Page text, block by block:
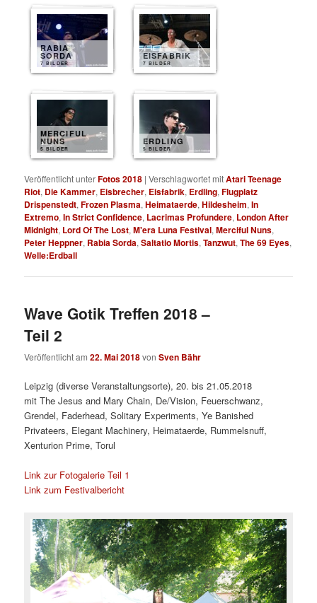
RABIA
SORDA
7 BILDER
EISFABRIK
7 BILDER
MERCIFUL
NUNS
5 BILDER
ERDLING
5 BILDER
Veröffentlicht unterFotos 2018 |Verschlagwortet mitAtari Teenage
Riot, Die Kammer, Eisbrecher, Eisfabrik, Erdling,Flugplatz
Drispenstedt,Frozen Plasma,Heimataerde,Hildesheim,In
Extremo,In Strict Confidence, Lacrimas Profundere, London After
Midnight, Lord Of The Lost,M'era Luna Festival,Merciful Nuns,
Peter Heppner, Rabia Sorda,Saltatio Mortis,Tanzwut,The 69 Eyes,
Welle:Erdball
Wave Gotik Treffen 2018 –
Teil 2
Veröffentlicht am22. Mai 2018vonSven Bähr
Leipzig (diverse Veranstaltungsorte), 20. bis 21.05.2018
mit The Jesus and Mary Chain, De/Vision, Feuerschwanz,
Grendel, Faderhead, Solitary Experiments, Ye Banished
Privateers, Elegant Machinery, Heimataerde, Rummelsnuff,
Xenturion Prime, Torul
Link zur Fotogalerie Teil 1
Link zum Festivalbericht